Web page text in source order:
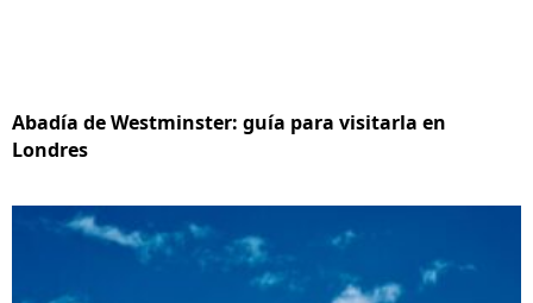
Abadía de Westminster: guía para visitarla en
Londres